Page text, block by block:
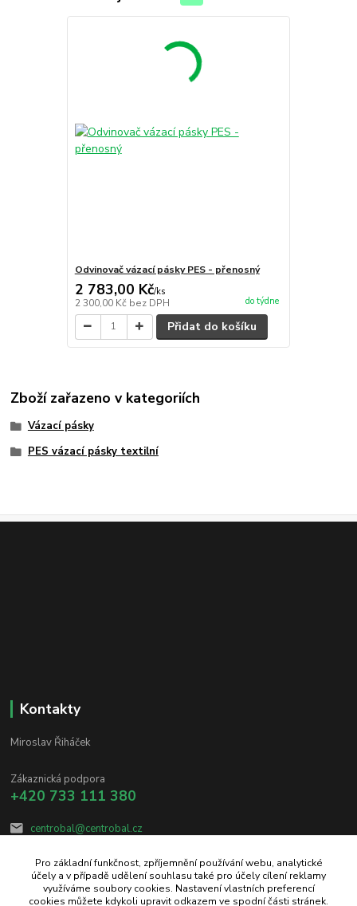
Odvinovač vázací pásky PES - přenosný
2 783,00 Kč/ks
2 300,00 Kč bez DPH do týdne
Přidat do košíku
Zboží zařazeno v kategoriích
Vázací pásky
PES vázací pásky textilní
Kontakty
Miroslav Řiháček
Zákaznická podpora
+420 733 111 380
centrobal@centrobal.cz
Pro základní funkčnost, zpříjemnění používání webu, analytické
účely a v případě udělení souhlasu také pro účely cílení reklamy
využíváme soubory cookies. Nastavení vlastních preferencí
cookies můžete kdykoli upravit odkazem ve spodní části stránek.